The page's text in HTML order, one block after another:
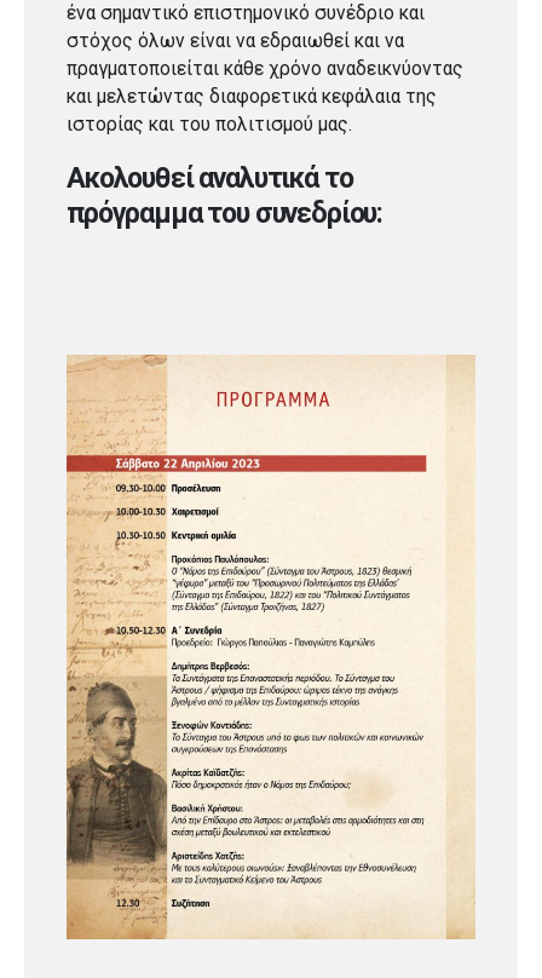
ένα σημαντικό επιστημονικό συνέδριο και
στόχος όλων είναι να εδραιωθεί και να
πραγματοποιείται κάθε χρόνο αναδεικνύοντας
και μελετώντας διαφορετικά κεφάλαια της
ιστορίας και του πολιτισμού μας.
Ακολουθεί αναλυτικά το
πρόγραμμα του συνεδρίου: